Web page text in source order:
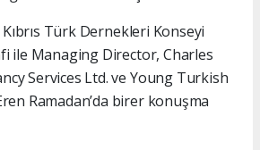
Türk Dernekleri Konseyi
ile Managing Director, Charles
Services Ltd. ve Young Turkish
Ramadan’da birer konuşma